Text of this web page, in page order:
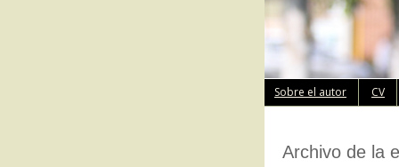
Sobre el autor CV
Archivo de la